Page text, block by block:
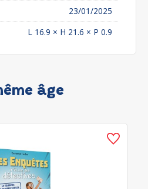
23/01/2025
L 16.9 × H 21.6 × P 0.9
âge